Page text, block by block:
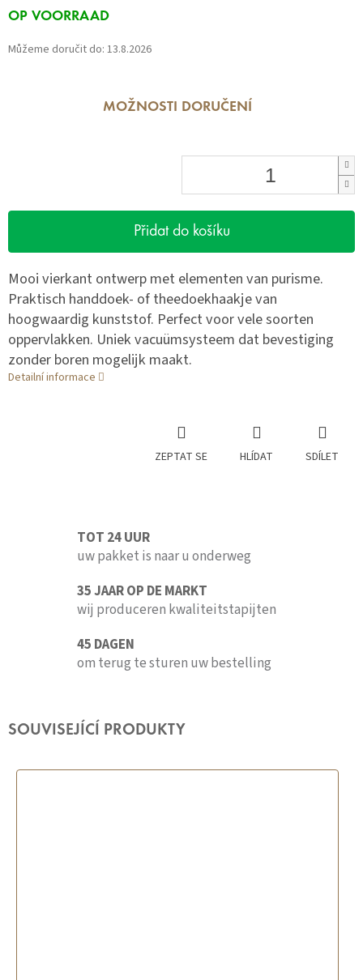
Měrná
OP VOORRAAD
Můžeme doručit do: 13.8.2026
MOŽNOSTI DORUČENÍ
Přidat do košíku
Mooi vierkant ontwerp met elementen van purisme.
Praktisch handdoek- of theedoekhaakje van
hoogwaardig kunststof. Perfect voor vele soorten
oppervlakken. Uniek vacuümsysteem dat bevestiging
zonder boren mogelijk maakt.
Detailní informace
ZEPTAT SE HLÍDAT SDÍLET
TOT 24 UUR
uw pakket is naar u onderweg
35 JAAR OP DE MARKT
wij produceren kwaliteitstapijten
45 DAGEN
om terug te sturen uw bestelling
SOUVISEJÍCÍ PRODUKTY